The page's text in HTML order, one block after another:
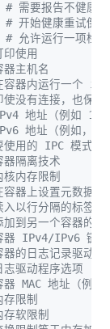
# 需要报告不健康
# 开始健康重试倒
# 允许运行一项检
使用
主机名
容器内运行一个
没有连接，也保
地址（例如
地址（例如，
使用的 IPC 模式
隔离技术
内存限制
器上设置元数据
以行分隔的标签文
到另一个容器的链
器 IPv4/IPv6 链路
的日志记录驱动程
驱动程序选项
器 MAC 地址（例
限制
软限制